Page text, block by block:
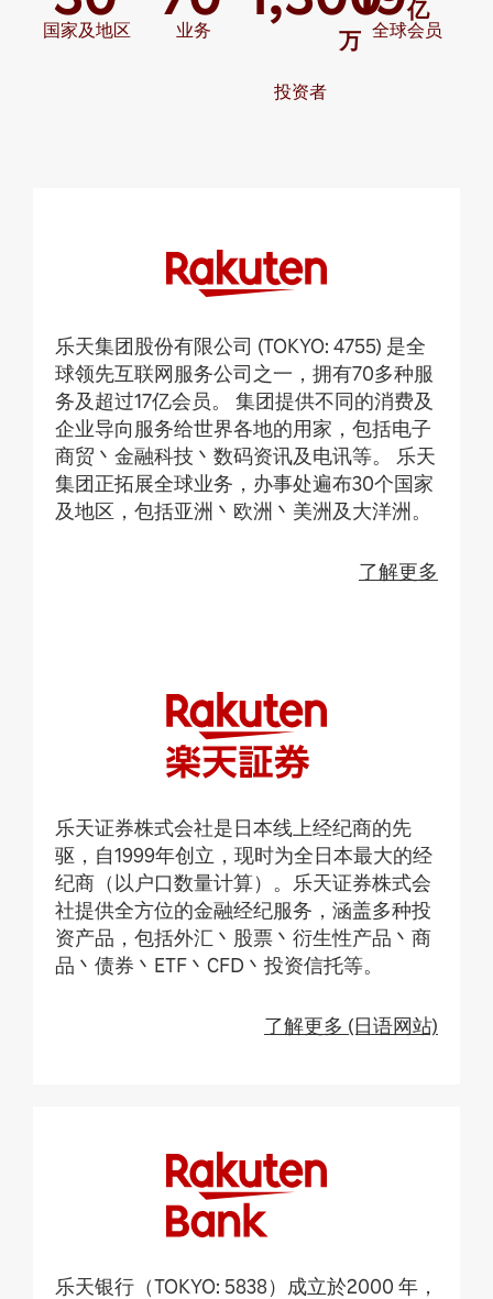
国家及地区 业务 万
投资者
亿
全球会员
乐天集团股份有限公司 (TOKYO: 4755) 是全
球领先互联网服务公司之一，拥有70多种服
务及超过17亿会员。 集团提供不同的消费及
企业导向服务给世界各地的用家，包括电子
商贸丶金融科技丶数码资讯及电讯等。 乐天
集团正拓展全球业务，办事处遍布30个国家
及地区，包括亚洲丶欧洲丶美洲及大洋洲。
了解更多
乐天证券株式会社是日本线上经纪商的先
驱，自1999年创立，现时为全日本最大的经
纪商（以户口数量计算）。乐天证券株式会
社提供全方位的金融经纪服务，涵盖多种投
资产品，包括外汇丶股票丶衍生性产品丶商
品丶债券丶ETF丶CFD丶投资信托等。
了解更多 (日语网站)
乐天银行（TOKYO: 5838）成立於2000 年，